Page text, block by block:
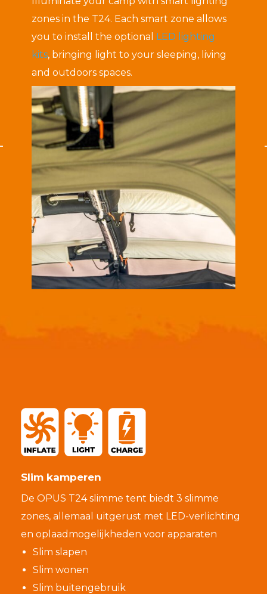
zones in the T24. Each smart zone allows
you to install the optional LED lighting
kits, bringing light to your sleeping, living
and outdoors spaces.
Slim kamperen
De OPUS T24 slimme tent biedt 3 slimme
zones, allemaal uitgerust met LED-verlichting
en oplaadmogelijkheden voor apparaten
Slim slapen
Slim wonen
Slim buitengebruik